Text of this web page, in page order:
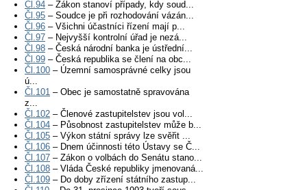
Čl.94 – Zákon stanoví případy, kdy soud...
Čl.95 – Soudce je při rozhodování vázán...
Čl.96 – Všichni účastníci řízení mají p...
Čl.97 – Nejvyšší kontrolní úřad je nezá...
Čl.98 – Česká národní banka je ústřední...
Čl.99 – Česká republika se člení na obc...
Čl.100 – Územní samosprávné celky jsou
ú...
Čl.101 – Obec je samostatně spravována
z...
Čl.102 – Členové zastupitelstev jsou vol...
Čl.104 – Působnost zastupitelstev může b...
Čl.105 – Výkon státní správy lze svěřit ...
Čl.106 – Dnem účinnosti této Ústavy se Č...
Čl.107 – Zákon o volbách do Senátu stano...
Čl.108 – Vláda České republiky jmenovaná...
Čl.109 – Do doby zřízení státního zastup...